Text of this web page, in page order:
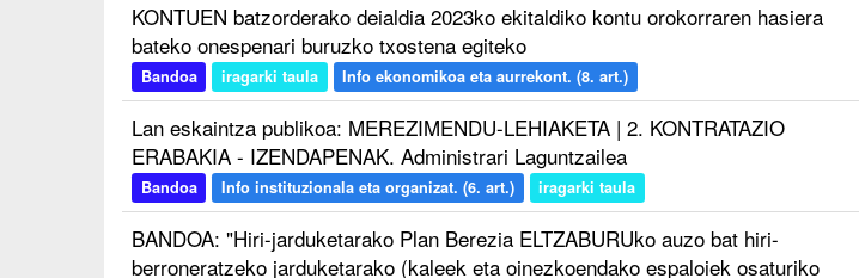
KONTUEN batzorderako deialdia 2023ko ekitaldiko kontu orokorraren hasiera
bateko onespenari buruzko txostena egiteko
Bandoa iragarki taula Info ekonomikoa eta aurrekont. (8. art.)
Lan eskaintza publikoa: MEREZIMENDU-LEHIAKETA | 2. KONTRATAZIO
ERABAKIA - IZENDAPENAK. Administrari Laguntzailea
Bandoa Info instituzionala eta organizat. (6. art.) iragarki taula
BANDOA: "Hiri-jarduketarako Plan Berezia ELTZABURUko auzo bat hiri-
berroneratzeko jarduketarako (kaleek eta oinezkoendako espaloiek osaturiko